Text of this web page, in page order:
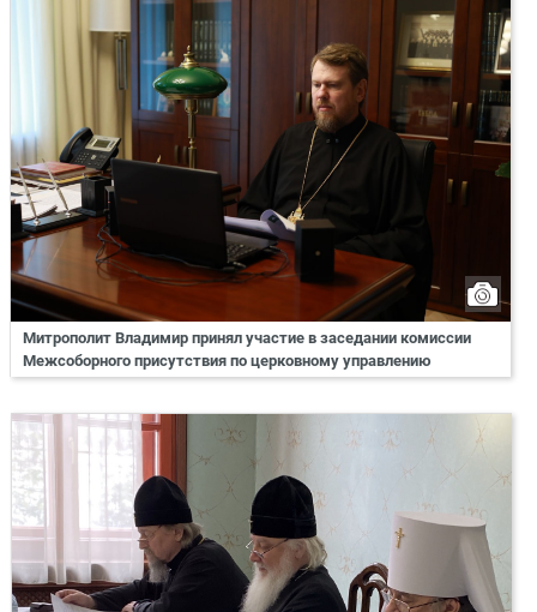
Митрополит Владимир принял участие в заседании комиссии
Межсоборного присутствия по церковному управлению